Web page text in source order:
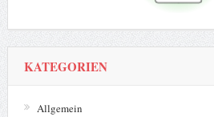
KATEGORIEN
Allgemein